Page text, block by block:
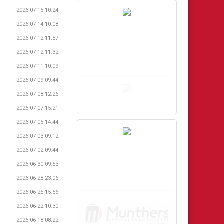
2026-07-15 10:24
2026-07-14 10:08
2026-07-12 11:57
2026-07-12 11:32
2026-07-11 10:09
2026-07-09 09:44
2026-07-08 12:26
2026-07-07 15:21
2026-07-05 14:44
2026-07-03 09:12
2026-07-02 09:44
2026-06-30 09:53
2026-06-28 23:06
2026-06-25 15:56
2026-06-22 10:30
2026-06-18 08:22